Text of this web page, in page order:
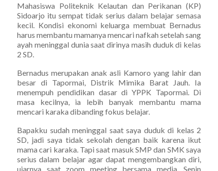
Mahasiswa Politeknik Kelautan dan Perikanan (KP)
Sidoarjo itu sempat tidak serius dalam belajar semasa
kecil. Kondisi ekonomi keluarga membuat Bernadus
harus membantu mamanya mencari nafkah setelah sang
ayah meninggal dunia saat dirinya masih duduk di kelas
2 SD.
Bernadus merupakan anak asli Kamoro yang lahir dan
besar di Tapormai, Distrik Mimika Barat Jauh. Ia
menempuh pendidikan dasar di YPPK Tapormai. Di
masa kecilnya, ia lebih banyak membantu mama
mencari karaka dibanding fokus belajar.
Bapakku sudah meninggal saat saya duduk di kelas 2
SD, jadi saya tidak sekolah dengan baik karena ikut
mama cari karaka. Tapi saat masuk SMP dan SMK saya
serius dalam belajar agar dapat mengembangkan diri,
ujarnya saat zoom meeting bersama media, Senin